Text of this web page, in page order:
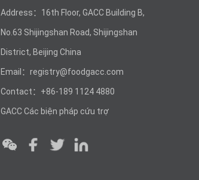
Address：16th Floor, GACC Building B,
No.63 Shijingshan Road, Shijingshan
District, Beijing China
Email：registry@foodgacc.com
Contact：+86-189 1124 4880
GACC Các biện pháp cứu trợ